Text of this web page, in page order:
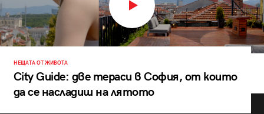
НЕЩАТА ОТ ЖИВОТА
City Guide: две тераси в София, от които
да се насладиш на лятото